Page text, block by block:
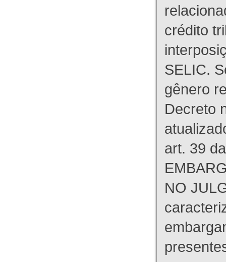
crédito
SELIC.
gênero
Decreto
art. 39
NO